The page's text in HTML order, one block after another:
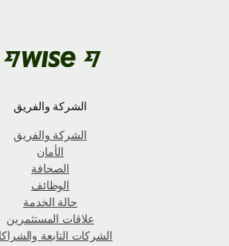
الشركة والفريق
الشركة والفريق
الأمان
الصحافة
الوظائف
حالة الخدمة
علاقات المستثمرين
الشركات التابعة والشراكات